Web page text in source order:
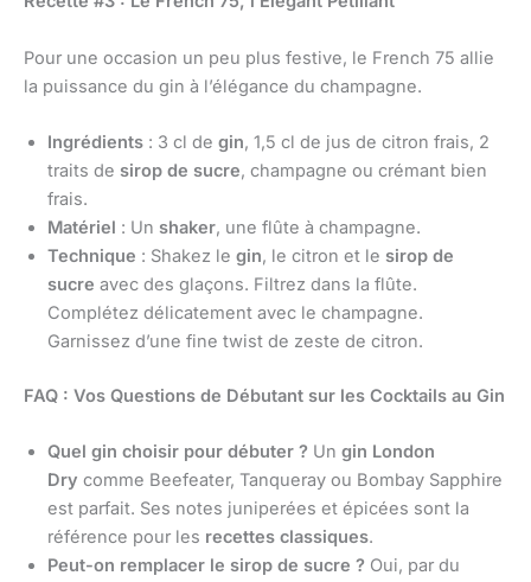
Pour une occasion un peu plus festive, le French 75 allie
la puissance du gin à l’élégance du champagne.
Ingrédients : 3 cl de gin, 1,5 cl de jus de citron frais, 2
traits de sirop de sucre, champagne ou crémant bien
frais.
Matériel : Un shaker, une flûte à champagne.
Technique : Shakez le gin, le citron et le sirop de
sucre avec des glaçons. Filtrez dans la flûte.
Complétez délicatement avec le champagne.
Garnissez d’une fine twist de zeste de citron.
FAQ : Vos Questions de Débutant sur les Cocktails au Gin
Quel gin choisir pour débuter ? Un gin London
Dry comme Beefeater, Tanqueray ou Bombay Sapphire
est parfait. Ses notes juniperées et épicées sont la
référence pour les recettes classiques.
Peut-on remplacer le sirop de sucre ? Oui, par du